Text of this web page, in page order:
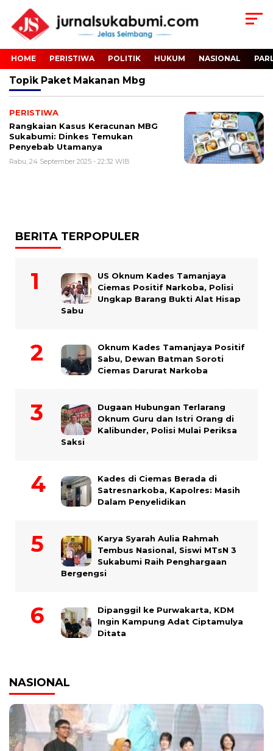
HOME PERISTIWA POLITIK HUKUM NASIONAL
Topik Paket Makanan Mbg
PERISTIWA
Rangkaian Kasus Keracunan MBG
Sukabumi: Dinkes Temukan
Penyebab Utamanya
Rabu, 24 September 2025 - 22:32 WIB
BERITA TERPOPULER
US Oknum Kades Tamanjaya
Ciemas Positif Narkoba, Polisi
Ungkap Barang Bukti Alat Hisap
Sabu
Oknum Kades Tamanjaya Positif
Sabu, Dewan Batman Soroti
Ciemas Darurat Narkoba
Dugaan Hubungan Terlarang
Oknum Guru dan Istri Orang di
Kalibunder, Polisi Mulai Periksa
Saksi
Kades di Ciemas Berada di
Satresnarkoba, Kapolres: Masih
Dalam Penyelidikan
Karya Syarah Aulia Rahmah
Tembus Nasional, Siswi MTsN 3
Sukabumi Raih Penghargaan
Bergengsi
Dipanggil ke Purwakarta, KDM
Ingin Kampung Adat Ciptamulya
Ditata
NASIONAL